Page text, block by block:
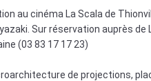
au cinéma La Scala de
Sur réservation auprès de
(03 83 17 17 23)
de projections,